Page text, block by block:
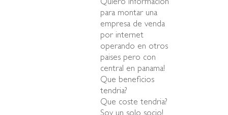
Quiero informacion
para montar una
empresa de venda
por internet
operando en otros
paises pero con
central en panama!
Que beneficios
tendria?
Que coste tendria?